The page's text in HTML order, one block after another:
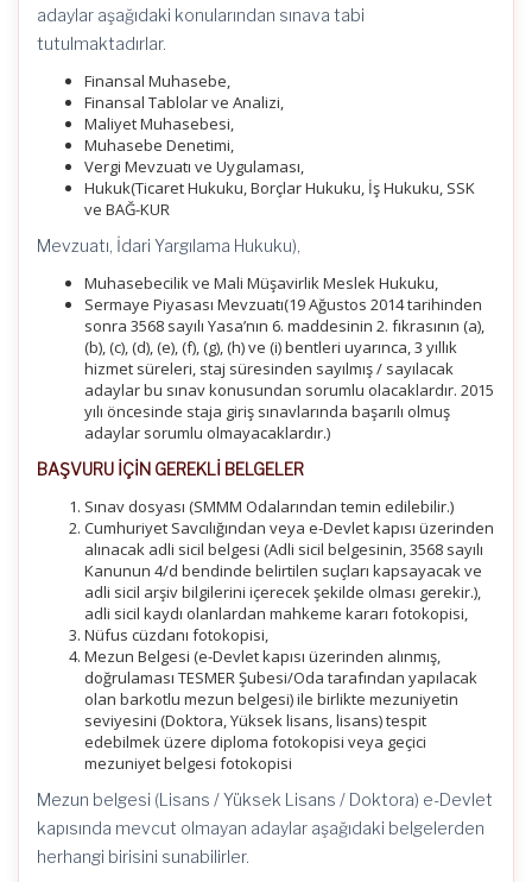
adaylar aşağıdaki konularından sınava tabi
tutulmaktadırlar.
Finansal Muhasebe,
Finansal Tablolar ve Analizi,
Maliyet Muhasebesi,
Muhasebe Denetimi,
Vergi Mevzuatı ve Uygulaması,
Hukuk(Ticaret Hukuku, Borçlar Hukuku, İş Hukuku, SSK
ve BAĞ-KUR
Mevzuatı, İdari Yargılama Hukuku),
Muhasebecilik ve Mali Müşavirlik Meslek Hukuku,
Sermaye Piyasası Mevzuatı(19 Ağustos 2014 tarihinden
sonra 3568 sayılı Yasa’nın 6. maddesinin 2. fıkrasının (a),
(b), (c), (d), (e), (f), (g), (h) ve (i) bentleri uyarınca, 3 yıllık
hizmet süreleri, staj süresinden sayılmış / sayılacak
adaylar bu sınav konusundan sorumlu olacaklardır. 2015
yılı öncesinde staja giriş sınavlarında başarılı olmuş
adaylar sorumlu olmayacaklardır.)
BAŞVURU İÇİN GEREKLİ BELGELER
Sınav dosyası (SMMM Odalarından temin edilebilir.)
Cumhuriyet Savcılığından veya e-Devlet kapısı üzerinden
alınacak adli sicil belgesi (Adli sicil belgesinin, 3568 sayılı
Kanunun 4/d bendinde belirtilen suçları kapsayacak ve
adli sicil arşiv bilgilerini içerecek şekilde olması gerekir.),
adli sicil kaydı olanlardan mahkeme kararı fotokopisi,
Nüfus cüzdanı fotokopisi,
Mezun Belgesi (e-Devlet kapısı üzerinden alınmış,
doğrulaması TESMER Şubesi/Oda tarafından yapılacak
olan barkotlu mezun belgesi) ile birlikte mezuniyetin
seviyesini (Doktora, Yüksek lisans, lisans) tespit
edebilmek üzere diploma fotokopisi veya geçici
mezuniyet belgesi fotokopisi
Mezun belgesi (Lisans / Yüksek Lisans / Doktora) e-Devlet
kapısında mevcut olmayan adaylar aşağıdaki belgelerden
herhangi birisini sunabilirler.